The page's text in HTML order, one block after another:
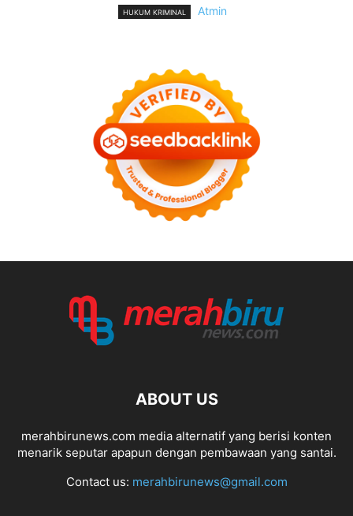
HUKUM KRIMINAL Atmin
ABOUT US
merahbirunews.com media alternatif yang berisi konten
menarik seputar apapun dengan pembawaan yang santai.
Contact us: merahbirunews@gmail.com